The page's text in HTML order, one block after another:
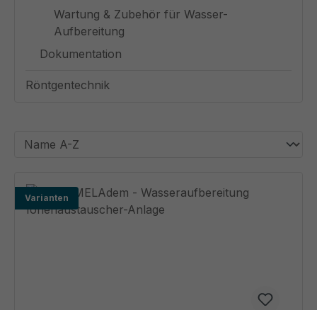
Wartung & Zubehör für Wasser-
Aufbereitung
Dokumentation
Röntgentechnik
Varianten